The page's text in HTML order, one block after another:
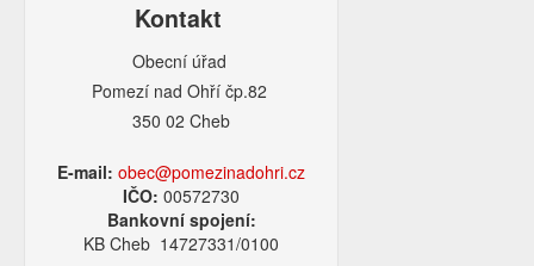
Kontakt
Obecní úřad
Pomezí nad Ohří čp.82
350 02 Cheb
E-mail: obec@pomezinadohri.cz
IČO:00572730
Bankovní spojení:
KB Cheb 14727331/0100